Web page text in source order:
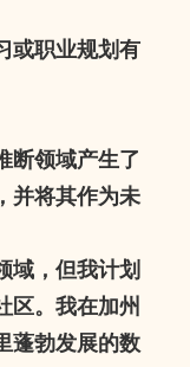
或职业规划有
断领域产生了
并将其作为未
域，但我计划
区。我在加州
蓬勃发展的数